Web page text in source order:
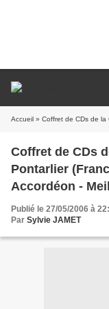
Accueil » Coffret de CDs de la Coupe du
Coffret de CDs
Pontarlier
Accordéon -
Publié le 27/05/2006 à
Par Sylvie JAMET